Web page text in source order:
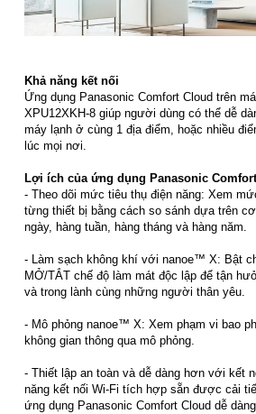
Khả năng kết nối
Ứng dụng Panasonic Comfort Cloud trên
XPU12XKH-8 giúp người dùng có thể dễ
máy lạnh ở cùng 1 địa điểm, hoặc nhiều
lúc mọi nơi.
Lợi ích của ứng dụng Panasonic
- Theo dõi mức tiêu thụ điện năng: Xem
từng thiết bị bằng cách so sánh dựa trên
ngày, hàng tuần, hàng tháng và hàng năm.
- Làm sạch không khí với nanoe™ X: Bật
MỞ/TẮT chế độ làm mát độc lập để tận
và trong lành cùng những người thân yêu.
- Mô phỏng nanoe™ X: Xem phạm vi bao
không gian thông qua mô phỏng.
- Thiết lập an toàn và dễ dàng hơn với kết
năng kết nối Wi-Fi tích hợp sẵn được cải
ứng dụng Panasonic Comfort Cloud dễ